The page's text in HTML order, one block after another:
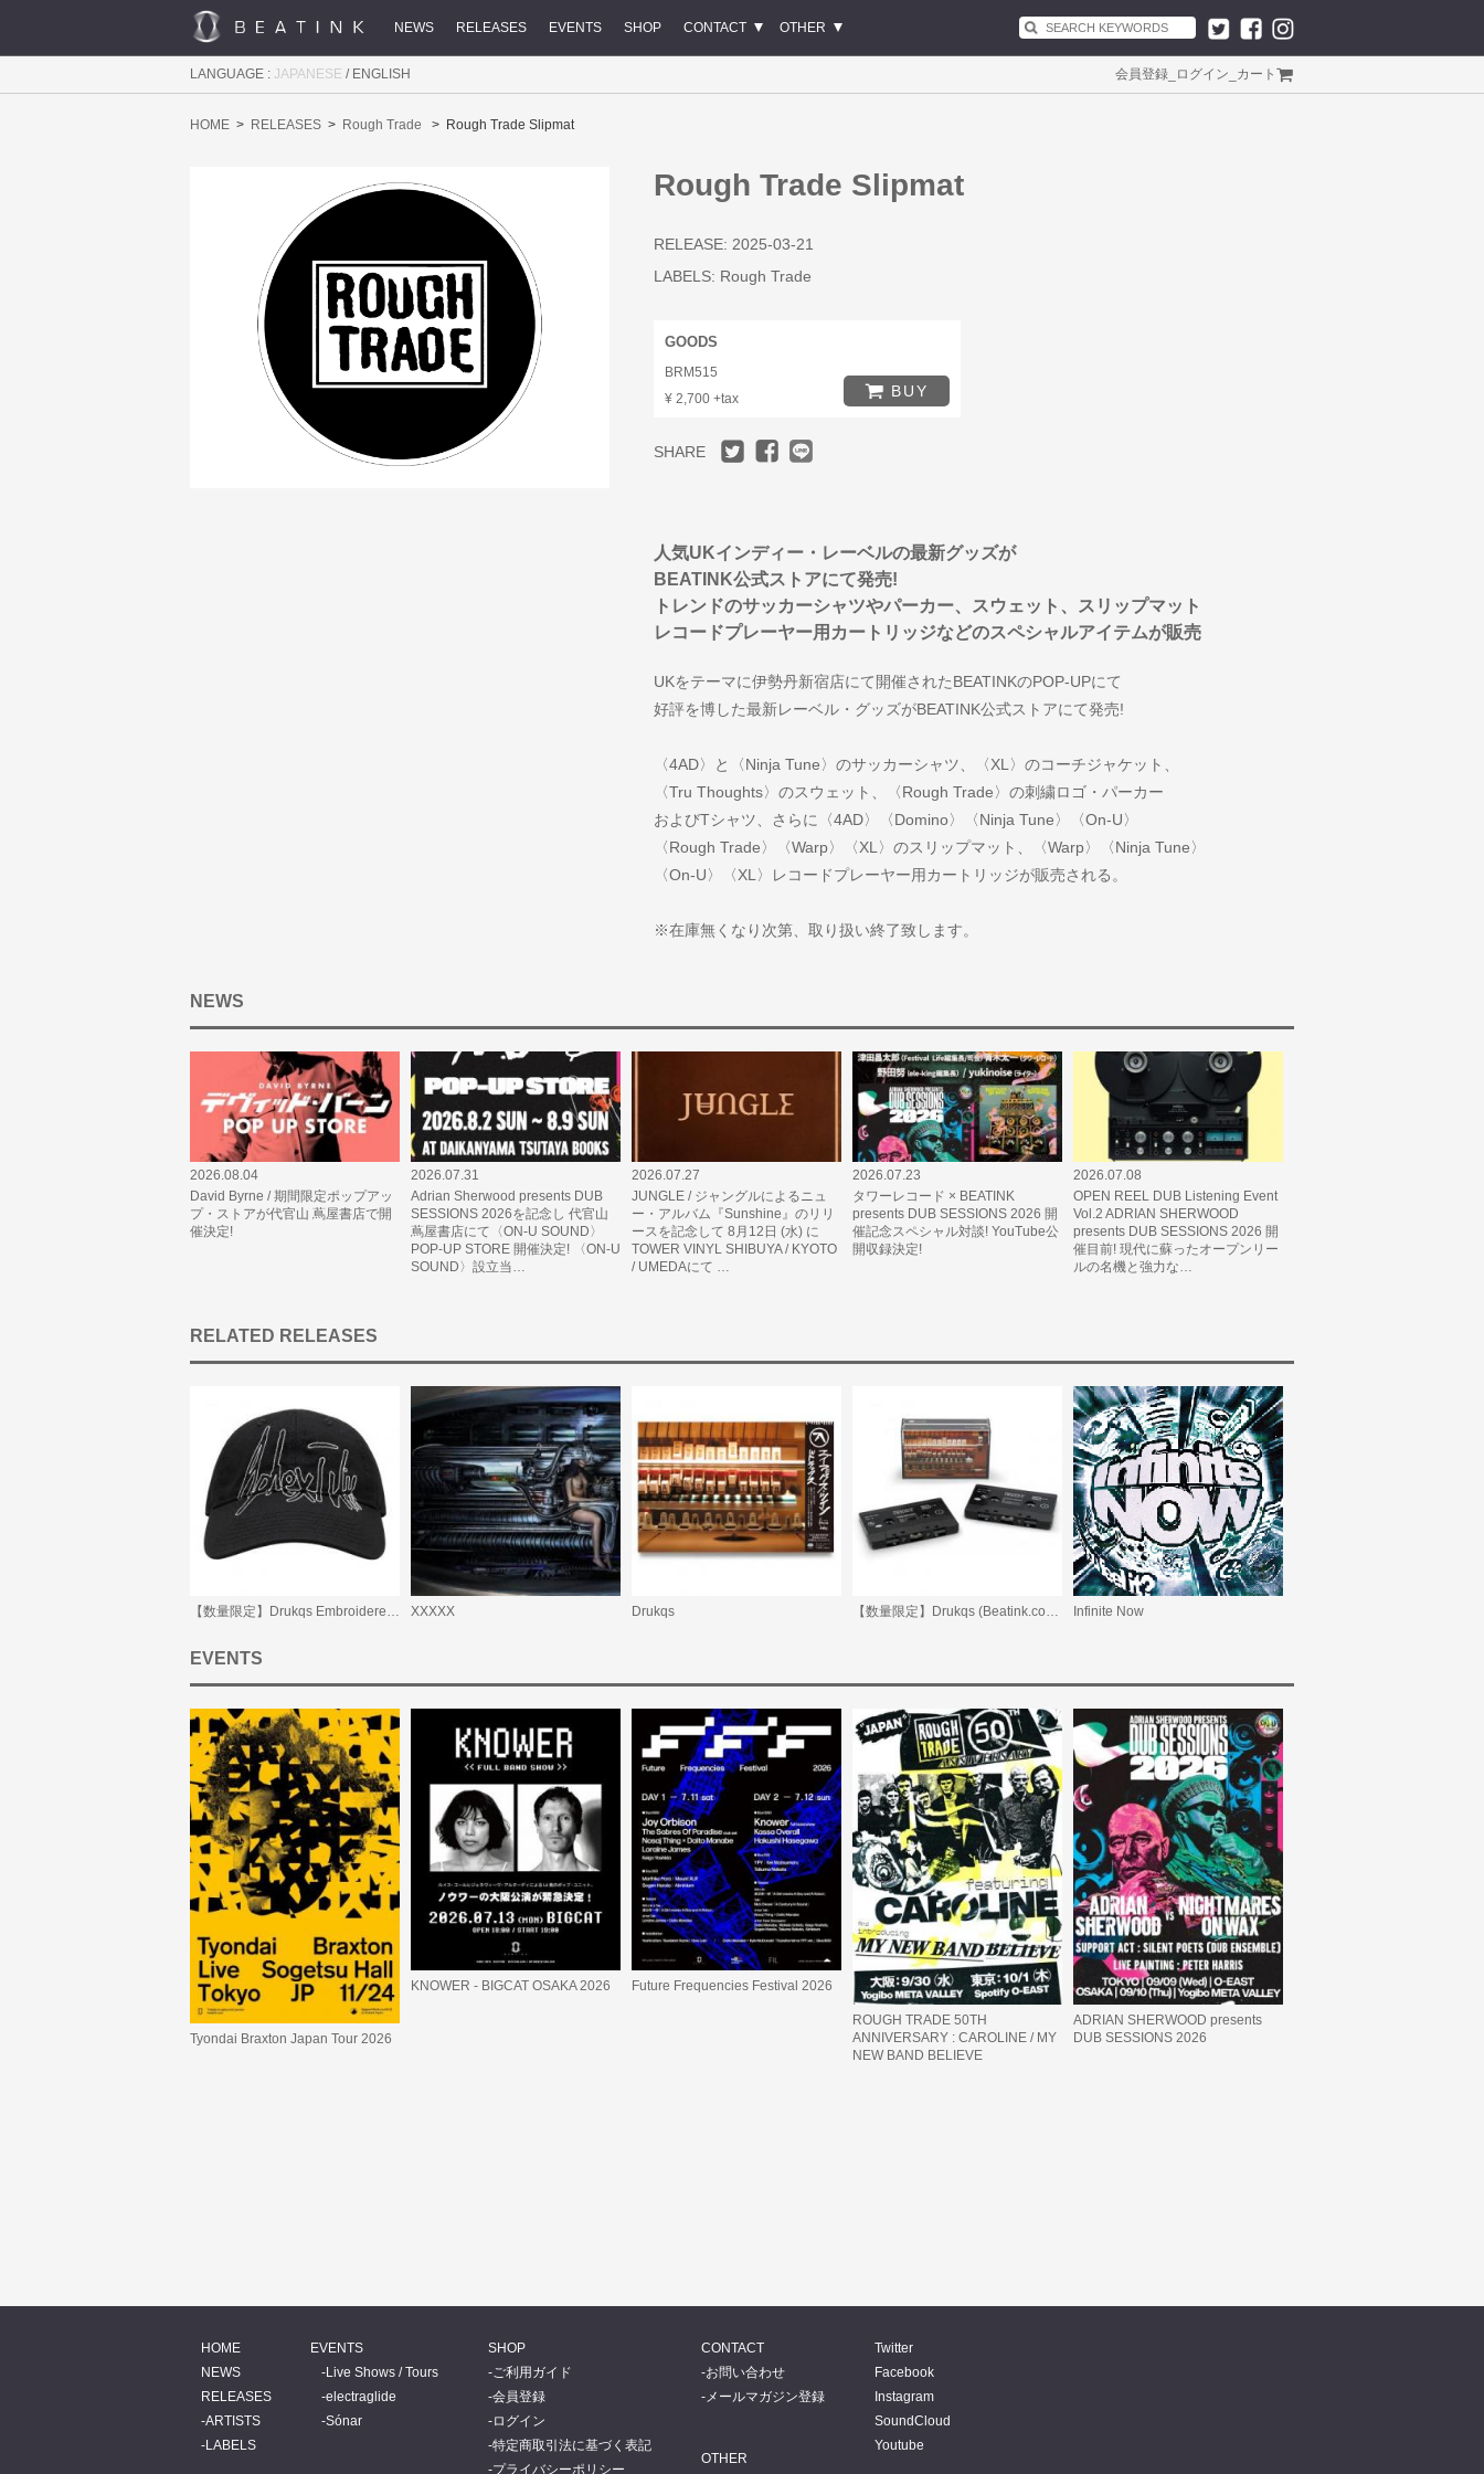
NEWS RELEASES EVENTS SHOP CONTACT OTHER
LANGUAGE : JAPANESE / ENGLISH 会員登録 ログイン カート
HOME RELEASES Rough Trade Rough Trade Slipmat
Rough Trade Slipmat
RELEASE: 2025-03-21
LABELS: Rough Trade
GOODS
BRM515
¥ 2,700 +tax
BUY
SHARE
人気UKインディー・レーベルの最新グッズが
BEATINK公式ストアにて発売!
トレンドのサッカーシャツやパーカー、スウェット、スリップマット
レコードプレーヤー用カートリッジなどのスペシャルアイテムが販売
UKをテーマに伊勢丹新宿店にて開催されたBEATINKのPOP-UPにて
好評を博した最新レーベル・グッズがBEATINK公式ストアにて発売!
〈4AD〉と〈Ninja Tune〉のサッカーシャツ、〈XL〉のコーチジャケット、
〈Tru Thoughts〉のスウェット、〈Rough Trade〉の刺繍ロゴ・パーカー
およびTシャツ、さらに〈4AD〉〈Domino〉〈Ninja Tune〉〈On-U〉
〈Rough Trade〉〈Warp〉〈XL〉のスリップマット、〈Warp〉〈Ninja Tune〉
〈On-U〉〈XL〉レコードプレーヤー用カートリッジが販売される。
※在庫無くなり次第、取り扱い終了致します。
NEWS
2026.08.04
David Byrne / 期間限定ポップアッ
プ・ストアが代官山 蔦屋書店で開
催決定!
2026.07.31
Adrian Sherwood presents DUB
SESSIONS 2026を記念し 代官山
蔦屋書店にて〈ON-U SOUND〉
POP-UP STORE 開催決定! 〈ON-U
SOUND〉設立当…
2026.07.27
JUNGLE / ジャングルによるニュ
ー・アルバム『Sunshine』のリリ
ースを記念して 8月12日 (水) に
TOWER VINYL SHIBUYA / KYOTO
/ UMEDAにて …
2026.07.23
タワーレコード × BEATINK
presents DUB SESSIONS 2026 開
催記念スペシャル対談! YouTube公
開収録決定!
2026.07.08
OPEN REEL DUB Listening Event
Vol.2 ADRIAN SHERWOOD
presents DUB SESSIONS 2026 開
催目前! 現代に蘇ったオープンリー
ルの名機と強力な…
RELATED RELEASES
【数量限定】Drukqs Embroidered Cap XXXXX Drukqs 【数量限定】Drukqs (Beatink.com限定) Infinite Now
EVENTS
Tyondai Braxton Japan Tour 2026
KNOWER - BIGCAT OSAKA 2026 Future Frequencies Festival 2026
ROUGH TRADE 50TH
ANNIVERSARY : CAROLINE / MY
NEW BAND BELIEVE
ADRIAN SHERWOOD presents
DUB SESSIONS 2026
HOME
NEWS
RELEASES
ARTISTS
LABELS
EVENTS
Live Shows / Tours
electraglide
Sónar
SHOP
ご利用ガイド
会員登録
ログイン
特定商取引法に基づく表記
プライバシーポリシー
CONTACT
お問い合わせ
メールマガジン登録
OTHER
Twitter
Facebook
Instagram
SoundCloud
Youtube